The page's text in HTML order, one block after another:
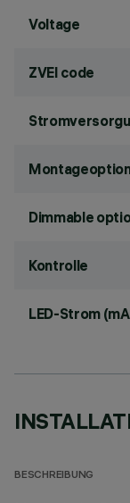
Voltage
ZVEI code
Dimmable
Kontrolle
LED-Strom
BESCHREIBUNG